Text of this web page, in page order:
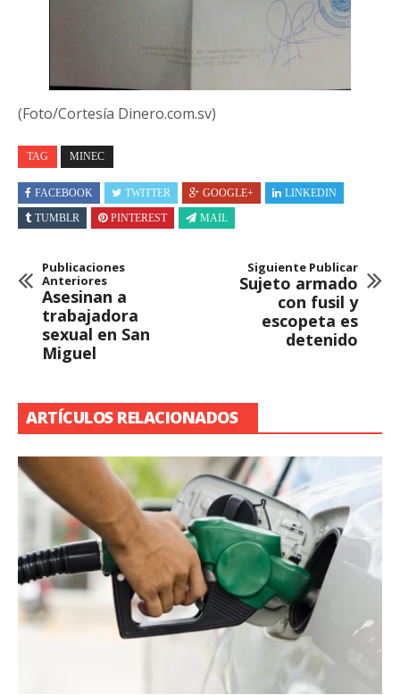
(Foto/Cortesía Dinero.com.sv)
TAG MINEC
FACEBOOK TWITTER GOOGLE+
LINKEDIN
TUMBLR
PINTEREST MAIL
Publicaciones
Anteriores
Asesinan a
trabajadora
sexual en San
Miguel
Siguiente Publicar
Sujeto armado
con fusil y
escopeta es
detenido
ARTÍCULOS RELACIONADOS